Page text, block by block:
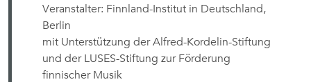
Veranstalter: Finnland-Institut in Deutschland,
Berlin
mit Unterstützung der Alfred-Kordelin-Stiftung
und der LUSES-Stiftung zur Förderung
finnischer Musik